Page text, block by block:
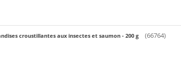
croustillantes aux insectes et saumon - 200 g (66764)